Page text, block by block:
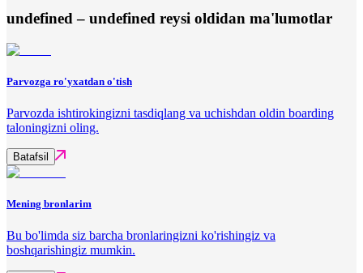
undefined – undefined reysi oldidan ma'lumotlar
Parvozga ro'yxatdan o'tish
Parvozda ishtirokingizni tasdiqlang va uchishdan oldin boarding
taloningizni oling.
Batafsil
Mening bronlarim
Bu bo'limda siz barcha bronlaringizni ko'rishingiz va
boshqarishingiz mumkin.